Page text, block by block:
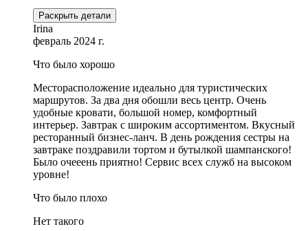
Раскрыть детали
Irina
февраль 2024 г.
Что было хорошо
Месторасположение идеально для туристических
маршрутов. За два дня обошли весь центр. Очень
удобные кровати, большой номер, комфортный
интерьер. Завтрак с широким ассортиментом. Вкусный
ресторанный бизнес-ланч. В день рождения сестры на
завтраке поздравили тортом и бутылкой шампанского!
Было очееень приятно! Сервис всех служб на высоком
уровне!
Что было плохо
Нет такого